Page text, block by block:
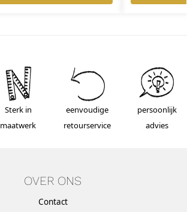
Sterk in
maatwerk
eenvoudige
retourservice
persoonlijk
advies
OVER ONS
Contact